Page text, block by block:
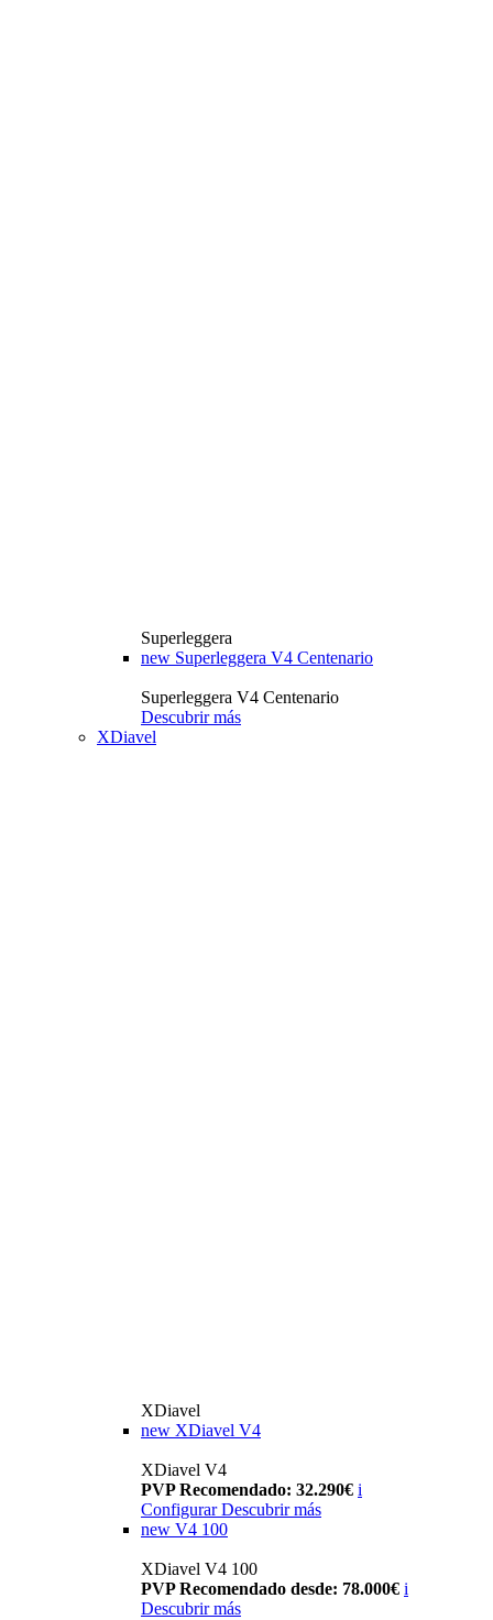
Superleggera
new Superleggera V4 Centenario
Superleggera V4 Centenario
Descubrir más
XDiavel
XDiavel
new XDiavel V4
XDiavel V4
PVP Recomendado: 32.290€ i
Configurar Descubrir más
new V4 100
XDiavel V4 100
PVP Recomendado desde: 78.000€ i
Descubrir más